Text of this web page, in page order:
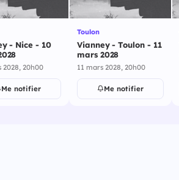
- Nice - 10
2028, 20h00
Me notifier
Toulon
Vianney - Toulon - 11
mars 2028
11 mars 2028, 20h00
Me notifier